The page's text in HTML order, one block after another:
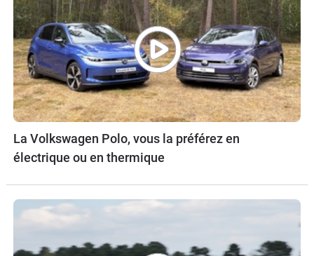
La Volkswagen Polo, vous la préférez en
électrique ou en thermique